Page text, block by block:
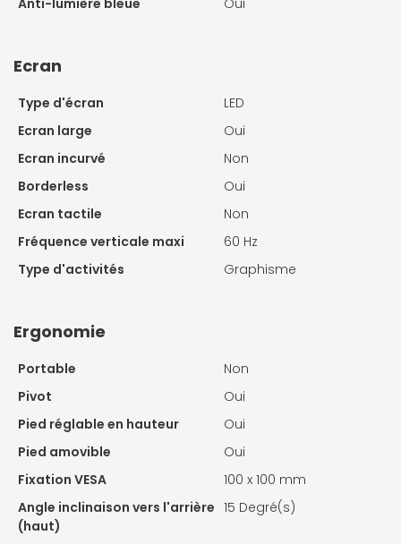
Anti-lumière bleue
Oui
Ecran
Type d'écran
LED
Ecran large
Oui
Ecran incurvé
Non
Borderless
Oui
Ecran tactile
Non
Fréquence verticale maxi
60 Hz
Type d'activités
Graphisme
Ergonomie
Portable
Non
Pivot
Oui
Pied réglable en hauteur
Oui
Pied amovible
Oui
Fixation VESA
100 x 100 mm
Angle inclinaison vers l'arrière
(haut)
15 Degré(s)